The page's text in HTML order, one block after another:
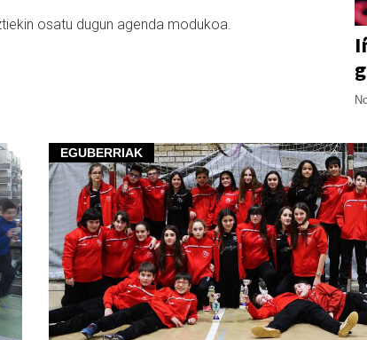
osatu dugun agenda modukoa.
EGUBERRIAK